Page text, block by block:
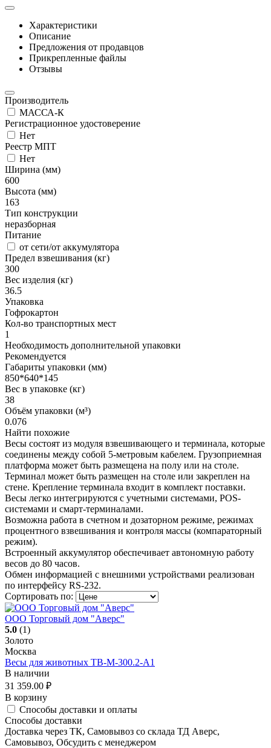
Характеристики
Описание
Предложения от продавцов
Прикрепленные файлы
Отзывы
Производитель
МАССА-К
Регистрационное удостоверение
Нет
Реестр МПТ
Нет
Ширина (мм)
600
Высота (мм)
163
Тип конструкции
неразборная
Питание
от сети/от аккумулятора
Предел взвешивания (кг)
300
Вес изделия (кг)
36.5
Упаковка
Гофрокартон
Кол-во транспортных мест
1
Необходимость дополнительной упаковки
Рекомендуется
Габариты упаковки (мм)
850*640*145
Вес в упаковке (кг)
38
Объём упаковки (м³)
0.076
Найти похожие
Весы состоят из модуля взвешивающего и терминала, которые
соединены между собой 5-метровым кабелем. Грузоприемная
платформа может быть размещена на полу или на столе.
Терминал может быть размещен на столе или закреплен на
стене. Крепление терминала входит в комплект поставки.
Весы легко интегрируются с учетными системами, POS-
системами и смарт-терминалами.
Возможна работа в счетном и дозаторном режиме, режимах
процентного взвешивания и контроля массы (компараторный
режим).
Встроенный аккумулятор обеспечивает автономную работу
весов до 80 часов.
Обмен информацией с внешними устройствами реализован
по интерфейсу RS-232.
Сортировать по:
ООО Торговый дом "Аверс"
5.0 (1)
Золото
Москва
Весы для животных ТВ-M-300.2-A1
В наличии
31 359.00 ₽
В корзину
Способы доставки и оплаты
Способы доставки
Доставка через ТК, Самовывоз со склада ТД Аверс,
Самовывоз, Обсудить с менеджером